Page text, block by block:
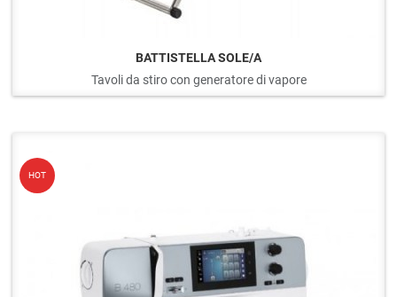
BATTISTELLA SOLE/A
Tavoli da stiro con generatore di vapore
HOT